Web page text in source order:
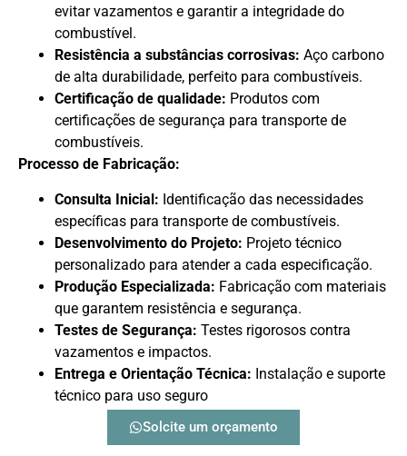
evitar vazamentos e garantir a integridade do
combustível.
Resistência a substâncias corrosivas: Aço carbono
de alta durabilidade, perfeito para combustíveis.
Certificação de qualidade: Produtos com
certificações de segurança para transporte de
combustíveis.
Processo de Fabricação:
Consulta Inicial: Identificação das necessidades
específicas para transporte de combustíveis.
Desenvolvimento do Projeto: Projeto técnico
personalizado para atender a cada especificação.
Produção Especializada: Fabricação com materiais
que garantem resistência e segurança.
Testes de Segurança: Testes rigorosos contra
vazamentos e impactos.
Entrega e Orientação Técnica: Instalação e suporte
técnico para uso seguro
Solcite um orçamento